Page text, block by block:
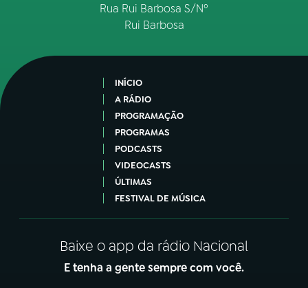
Rua Rui Barbosa S/Nº
Rui Barbosa
INÍCIO
A RÁDIO
PROGRAMAÇÃO
PROGRAMAS
PODCASTS
VIDEOCASTS
ÚLTIMAS
FESTIVAL DE MÚSICA
Baixe o app da rádio Nacional
E tenha a gente sempre com você.